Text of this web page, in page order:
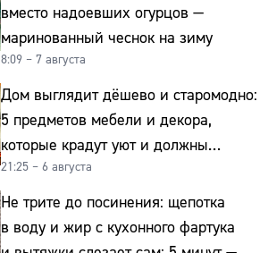
вместо надоевших огурцов —
маринованный чеснок на зиму
8:09 – 7 августа
Дом выглядит дёшево и старомодно:
5 предметов мебели и декора,
которые крадут уют и должны
отправиться на свалку прямо сейчас
21:25 – 6 августа
Не трите до посинения: щепотка
в воду и жир с кухонного фартука